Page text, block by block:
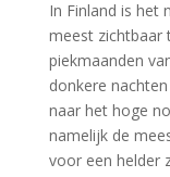
In Finland is het
meest zichtbaar
piekmaanden
donkere
naar het hoge
namelijk de
voor een helder